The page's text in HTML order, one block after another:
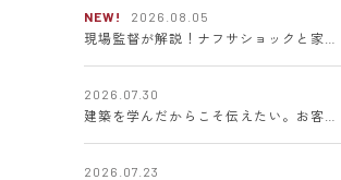
NEW!
2026.08.05
2026.07.30
2026.07.23